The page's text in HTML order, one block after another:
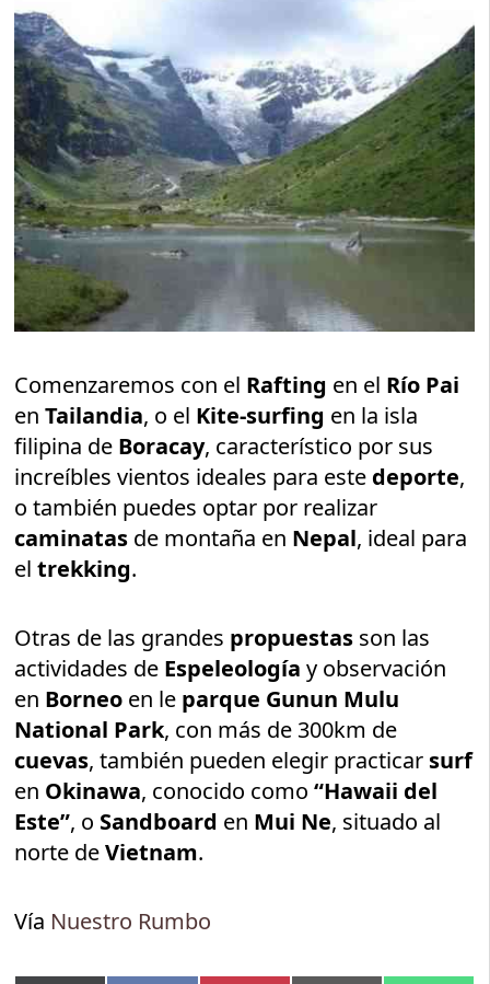
Comenzaremos con el Rafting en el Río Pai
enTailandia, o el Kite-surfing en la isla
filipina de Boracay, característico por sus
increíbles vientos ideales para este deporte,
o también puedes optar por realizar
caminatas de montaña en Nepal, ideal para
eltrekking.
Otras de las grandes propuestas son las
actividades de Espeleologíay observación
en Borneo en le parque Gunun Mulu
National Park, con más de 300km de
cuevas, también pueden elegir practicar surf
en Okinawa, conocido como“Hawaii del
Este”, o Sandboard en Mui Ne, situado al
norte deVietnam.
Vía Nuestro Rumbo